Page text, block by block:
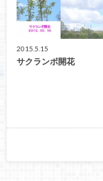
2015.5.15
サクランボ開花